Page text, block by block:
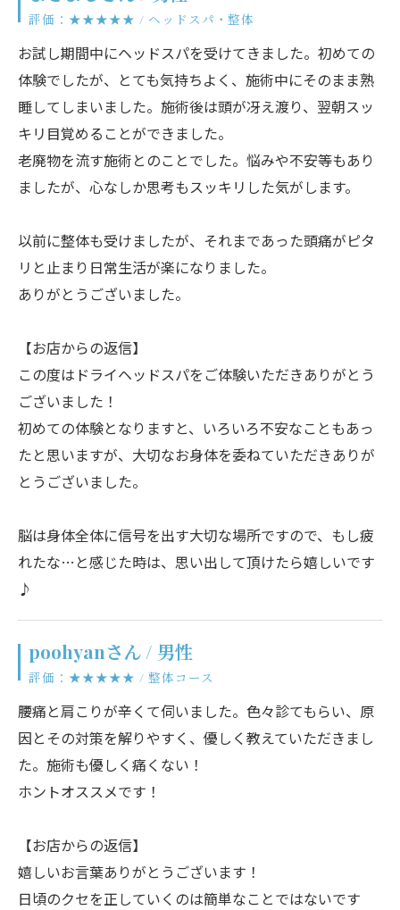
評価：★★★★★ / ヘッドスパ・整体
お試し期間中にヘッドスパを受けてきました。初めての
体験でしたが、とても気持ちよく、施術中にそのまま熟
睡してしまいました。施術後は頭が冴え渡り、翌朝スッ
キリ目覚めることができました。
老廃物を流す施術とのことでした。悩みや不安等もあり
ましたが、心なしか思考もスッキリした気がします。
以前に整体も受けましたが、それまであった頭痛がピタ
リと止まり日常生活が楽になりました。
ありがとうございました。
【お店からの返信】
この度はドライヘッドスパをご体験いただきありがとう
ございました！
初めての体験となりますと、いろいろ不安なこともあっ
たと思いますが、大切なお身体を委ねていただきありが
とうございました。
脳は身体全体に信号を出す大切な場所ですので、もし疲
れたな…と感じた時は、思い出して頂けたら嬉しいです
♪
poohyanさん / 男性
評価：★★★★★ / 整体コース
腰痛と肩こりが辛くて伺いました。色々診てもらい、原
因とその対策を解りやすく、優しく教えていただきまし
た。施術も優しく痛くない！
ホントオススメです！
【お店からの返信】
嬉しいお言葉ありがとうございます！
日頃のクセを正していくのは簡単なことではないです